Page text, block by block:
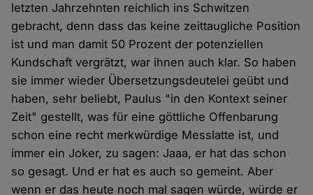
letzten Jahrzehnten reichlich ins Schwitzen
gebracht, denn dass das keine zeittaugliche Position
ist und man damit 50 Prozent der potenziellen
Kundschaft vergrätzt, war ihnen auch klar. So haben
sie immer wieder Übersetzungsdeutelei geübt und
haben, sehr beliebt, Paulus "in den Kontext seiner
Zeit" gestellt, was für eine göttliche Offenbarung
schon eine recht merkwürdige Messlatte ist, und
immer ein Joker, zu sagen: Jaaa, er hat das schon
so gesagt. Und er hat es auch so gemeint. Aber
wenn er das heute noch mal sagen würde, würde er